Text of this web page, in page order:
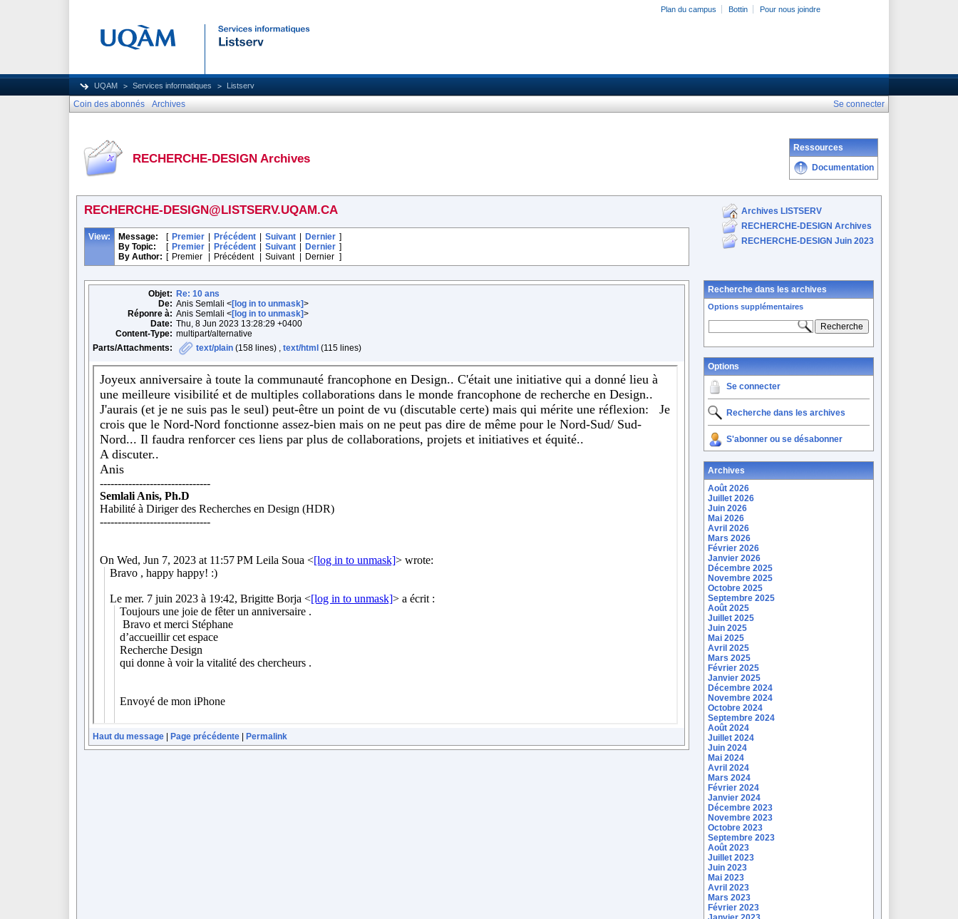
Plan du campus Bottin Pour nous joindre
UQAM Services informatiques Listserv
Coin des abonnés Archives Se connecter
RECHERCHE-DESIGN Archives
Ressources
Documentation
RECHERCHE-DESIGN@LISTSERV.UQAM.CA
View: Message: [ Premier Précédent Suivant Dernier ]
By Topic:
[ Premier Précédent Suivant Dernier ]
By Author: [ Premier Précédent Suivant Dernier ]
Archives LISTSERV
RECHERCHE-DESIGN Archives
RECHERCHE-DESIGN Juin 2023
Objet: Re: 10 ans
De: Anis Semlali <[log in to unmask]>
Réponre à: Anis Semlali <[log in to unmask]>
Date: Thu, 8 Jun 2023 13:28:29 +0400
Content-Type: multipart/alternative
Parts/Attachments:
text/plain (158 lines) , text/html (115 lines)
Haut du message Page précédente Permalink
Recherche dans les archives
Options supplémentaires
Options
Se connecter
Recherche dans les archives
S'abonner ou se désabonner
Archives
Août 2026
Juillet 2026
Juin 2026
Mai 2026
Avril 2026
Mars 2026
Février 2026
Janvier 2026
Décembre 2025
Novembre 2025
Octobre 2025
Septembre 2025
Août 2025
Juillet 2025
Juin 2025
Mai 2025
Avril 2025
Mars 2025
Février 2025
Janvier 2025
Décembre 2024
Novembre 2024
Octobre 2024
Septembre 2024
Août 2024
Juillet 2024
Juin 2024
Mai 2024
Avril 2024
Mars 2024
Février 2024
Janvier 2024
Décembre 2023
Novembre 2023
Octobre 2023
Septembre 2023
Août 2023
Juillet 2023
Juin 2023
Mai 2023
Avril 2023
Mars 2023
Février 2023